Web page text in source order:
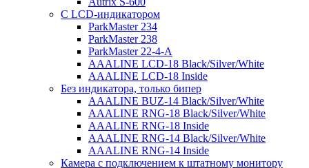
С LCD-индикатором
ParkMaster 234
ParkMaster 238
ParkMaster 22-4-A
AAALINE LCD-18 Black/Silver/White
AAALINE LCD-18 Inside
Без индикатора, только бипер
AAALINE BUZ-14 Black/Silver/White
AAALINE RNG-18 Black/Silver/White
AAALINE RNG-18 Inside
AAALINE RNG-14 Black/Silver/White
AAALINE RNG-14 Inside
Камера с подключением к штатному монитору